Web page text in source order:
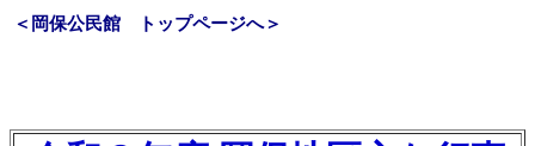
＜岡保公民館 トップページへ＞